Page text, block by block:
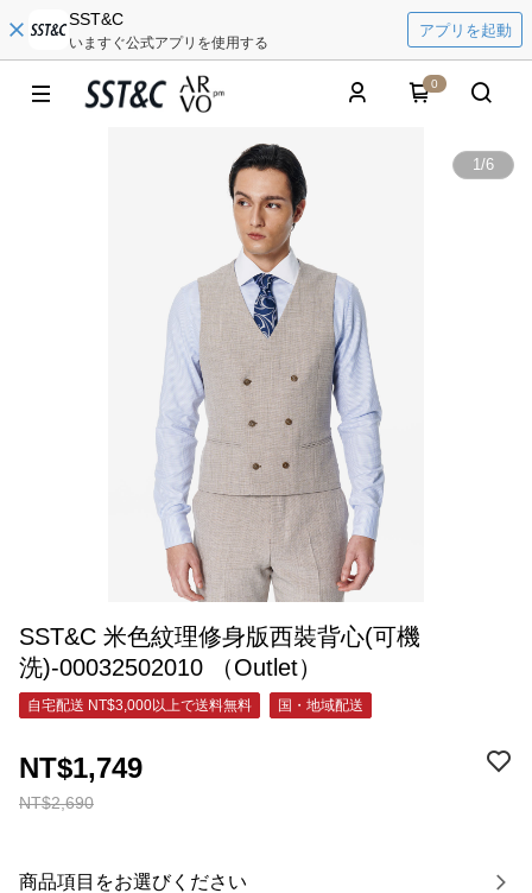
SST&C
いますぐ公式アプリを使用する
アプリを起動
0
1/6
SST&C 米色紋理修身版西裝背心(可機
洗)-00032502010 （Outlet）
自宅配送 NT$3,000以上で送料無料 国・地域配送
NT$2,690
NT$1,749
商品項目をお選びください